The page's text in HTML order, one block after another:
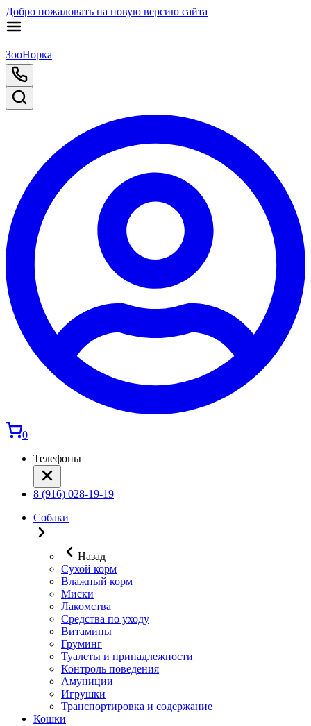
Добро пожаловать на новую версию сайта
ЗооНорка
0
Телефоны
8 (916) 028-19-19
Собаки
Назад
Сухой корм
Влажный корм
Миски
Лакомства
Средства по уходу
Витамины
Груминг
Туалеты и принадлежности
Контроль поведения
Амуниции
Игрушки
Транспортировка и содержание
Кошки